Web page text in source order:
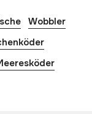
Wobbler